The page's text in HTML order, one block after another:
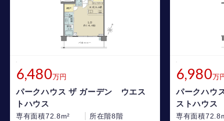
6,480万円
パークハウス ザ ガーデン ウエス
トハウス
専有面積72.8m² 所在階8階
6,980万
パークハ
ストハウス
専有面積